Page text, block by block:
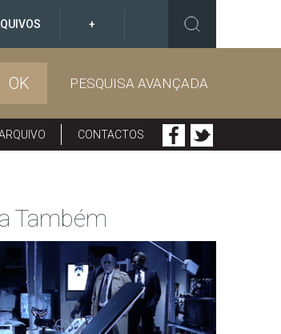
+
OK PESQUISA AVANÇADA
CONTACTOS
Também